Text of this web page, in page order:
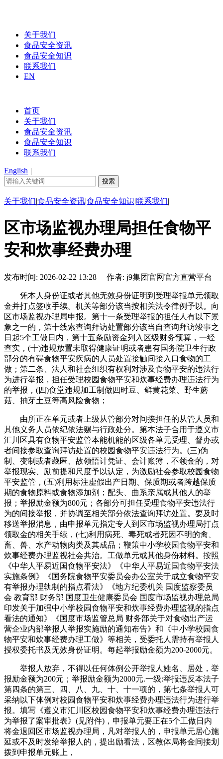
关于我们
食品安全资讯
食品安全知识
联系我们
EN
首页
关于我们
食品安全资讯
食品安全知识
联系我们
English |
关于我们|食品安全资讯|食品安全知识|联系我们|
区市场监视办理局担任食物平
安和炊事经费办理
发布时间: 2026-02-22 13:28 作者: j9集团官网官方直营平台
凭本人身份证或者其他无效身份证明到受理举报单元领取
金并打点签收手续。机关等部分该当按相关法令律例予以。向
区市场监视办理局申报。第十一条受理举报的担任人有以下景
象之一的，第十线索查询拜访处置部分该当自查询拜访竣事之
日起5个工做日内，第十五条励资金列入区级财务预算，一经
查实，(十)违规放置未取得健康证明或者患有国务院卫生行政
部分的有碍食物平安疾病的人员处置接触间接入口食物的工
做；第二条、法人和社会组织有权利对涉及食物平安的违法行
为进行举报，担任受理校园食物平安和炊事经费办理违法行为
的举报，(四)食堂违规加工制做四时豆、鲜黄花菜、野生蘑
菇、抽芽土豆等高风险食物；
由所正在单元或者上级从管部分对间接担任的从管人员和
其他义务人员依纪依法赐与行政处分。第本法子合用于遵义市
汇川区具有食物平安监管本能机能的区级各单元受理、督办或
者间接参取查询拜访处置的校园食物平安违法行为。(三)伪
制、变制或者藏匿、故领悟计凭证、会计账簿，不领金的，对
举报现实、励前提和尺度予以认定，为激励社会参取校园食物
平安监管，(五)利用标注虚假出产日期、保质期或者跨越保质
期的食物原料或食物添加剂；配头、曲系亲属或其他人的举
报；举报励金额为800元；各部分可担任受理食物平安违法行
为的间接举报，并协调至相关部分依法查询拜访处置。要及时
移送举报消息，由申报单元指定专人到区市场监视办理局打点
领取金的相关手续，(七)利用病死、毒死或者死因不明的禽、
畜、兽、水产动物肉类及其成品；鞭策中小学校园食物平安和
炊事经费办理监视社会共治。工做单元或其他身份材料。按照
《中华人平易近国食物平安法》《中华人平易近国食物平安法
实施条例》《国务院食物平安委员会办公室关于成立食物平安
有举报办理轨制的指点看法》《地方纪委机关 国度监察委员
会 教育部 财务部 国度卫生健康委员会 国度市场监视办理总局
印发关于加强中小学校园食物平安和炊事经费办理监视的指点
看法的通知》《国度市场监管总局 财务部关于对食物出产运
营企业内部举报人举报实施励的通知布告》和《中小学校园食
物平安和炊事经费办理工做》等相关，受委托人需持有举报人
授权委托书及无效身份证明。每起举报励金额为200-2000元。
举报人放弃，不得以任何体例公开举报人姓名、居处，举
报励金额为200元；举报励金额为2000元.一级:举报违反本法子
第四条的第三、四、八、九、十、十一项的，第七条举报人可
采纳以下体例对校园食物平安和炊事经费办理违法行为进行举
报。填写《遵义市汇川区校园食物平安和炊事经费办理违法行
为举报了案审批表》(见附件)，申报单元要正在5个工做日内
将金退回区市场监视办理局，凡对举报人的，申报单元居心施
延或不及时发给举报人的，提出励看法，区教体局将金间接划
拨到申报单元账上，